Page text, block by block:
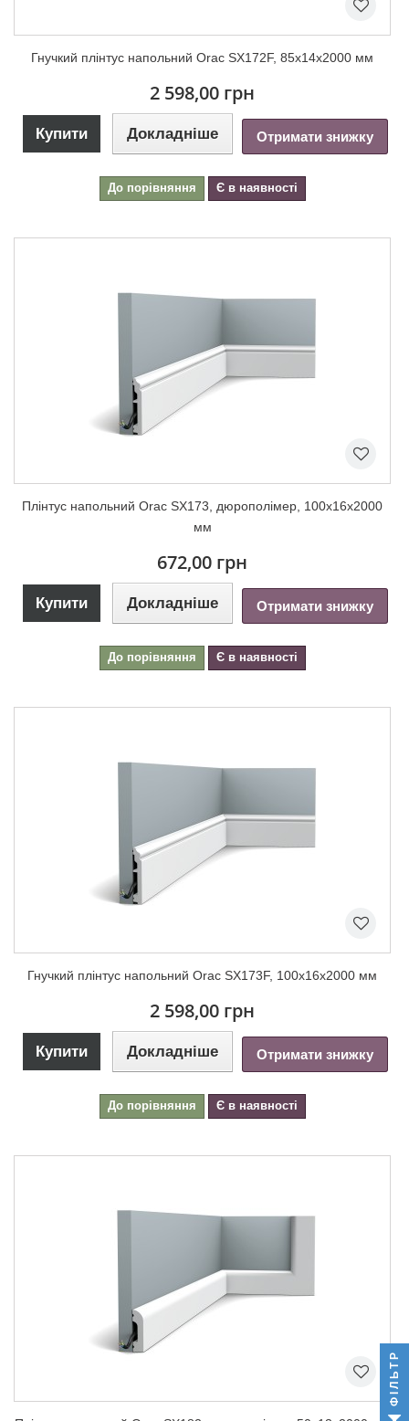
Гнучкий плінтус напольний Orac SX172F, 85х14х2000 мм
2 598,00 грн
Купити Докладніше Отримати знижку
До порівняння Є в наявності
Плінтус напольний Orac SX173, дюрополімер, 100х16х2000
мм
672,00 грн
Купити Докладніше Отримати знижку
До порівняння Є в наявності
Гнучкий плінтус напольний Orac SX173F, 100х16х2000 мм
2 598,00 грн
Купити Докладніше Отримати знижку
До порівняння Є в наявності
ФІЛЬТР